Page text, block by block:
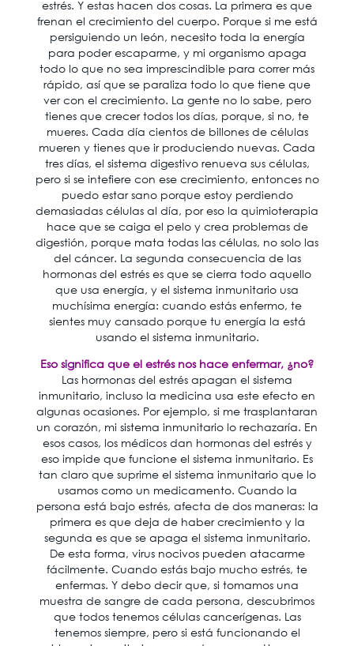
estrés. Y estas hacen dos cosas. La primera es que
frenan el crecimiento del cuerpo. Porque si me está
persiguiendo un león, necesito toda la energía
para poder escaparme, y mi organismo apaga
todo lo que no sea imprescindible para correr más
rápido, así que se paraliza todo lo que tiene que
ver con el crecimiento. La gente no lo sabe, pero
tienes que crecer todos los días, porque, si no, te
mueres. Cada día cientos de billones de células
mueren y tienes que ir produciendo nuevas. Cada
tres días, el sistema digestivo renueva sus células,
pero si se intefiere con ese crecimiento, entonces no
puedo estar sano porque estoy perdiendo
demasiadas células al día, por eso la quimioterapia
hace que se caiga el pelo y crea problemas de
digestión, porque mata todas las células, no solo las
del cáncer. La segunda consecuencia de las
hormonas del estrés es que se cierra todo aquello
que usa energía, y el sistema inmunitario usa
muchísima energía: cuando estás enfermo, te
sientes muy cansado porque tu energía la está
usando el sistema inmunitario.
Eso significa que el estrés nos hace enfermar, ¿no?
Las hormonas del estrés apagan el sistema
inmunitario, incluso la medicina usa este efecto en
algunas ocasiones. Por ejemplo, si me trasplantaran
un corazón, mi sistema inmunitario lo rechazaría. En
esos casos, los médicos dan hormonas del estrés y
eso impide que funcione el sistema inmunitario. Es
tan claro que suprime el sistema inmunitario que lo
usamos como un medicamento. Cuando la
persona está bajo estrés, afecta de dos maneras: la
primera es que deja de haber crecimiento y la
segunda es que se apaga el sistema inmunitario.
De esta forma, virus nocivos pueden atacarme
fácilmente. Cuando estás bajo mucho estrés, te
enfermas. Y debo decir que, si tomamos una
muestra de sangre de cada persona, descubrimos
que todos tenemos células cancerígenas. Las
tenemos siempre, pero si está funcionando el